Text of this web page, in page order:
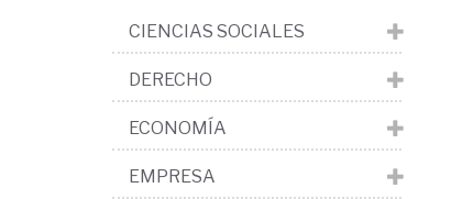
CIENCIAS SOCIALES
DERECHO
ECONOMÍA
EMPRESA